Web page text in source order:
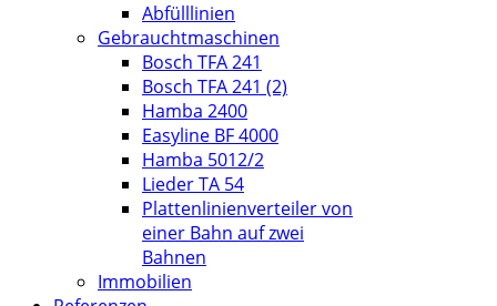
Abfülllinien
Gebrauchtmaschinen
Bosch TFA 241
Bosch TFA 241 (2)
Hamba 2400
Easyline BF 4000
Hamba 5012/2
Lieder TA 54
Plattenlinienverteiler von
einer Bahn auf zwei
Bahnen
Immobilien